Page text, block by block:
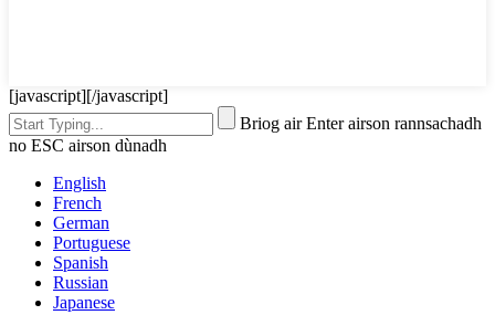
[javascript][/javascript]
Briog air Enter airson rannsachadh
no ESC airson dùnadh
English
French
German
Portuguese
Spanish
Russian
Japanese